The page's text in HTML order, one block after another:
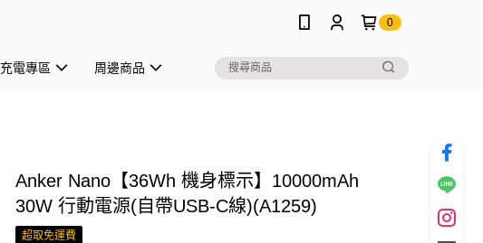
0
充電專區 周邊商品
Anker Nano【36Wh 機身標示】10000mAh
30W 行動電源(自帶USB-C線)(A1259)
超取免運費